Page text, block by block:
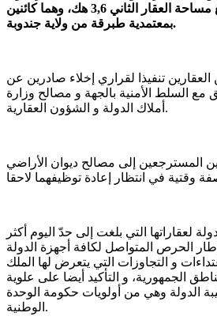
يمسح 10 هك بينما تبلغ مساحة العقار الثاني 3,6 هك، وهما كائنين
بمعتمدية طبرقة من ولاية جندوبة.
تنفيذا لقراري إخلاء صادرين عن
مع السلط الأمنية بالجهة و مصالح وزارة
أملاك الدولة و الشؤون العقارية.
المسترجعين إلى مصالح ديوان الأراضي
لعقاراتها التي بلغت إلى حدّ اليوم أكثر
في إطار الحرص المتواصل لكافة أجهزة الدولة
و التجاوزات التي يتعرض لها الملك
الجمهورية، و التأكيد أيضا على علوية
الدولة وهي من أولويات حكومة الوحدة
الوطنية.